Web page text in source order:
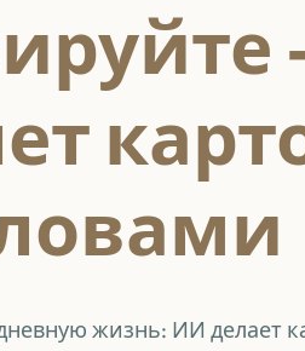
жизнь: ИИ делает